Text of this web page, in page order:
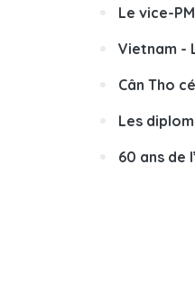
Le vice-
Vietnam -
Cân Tho
Les
60 ans de